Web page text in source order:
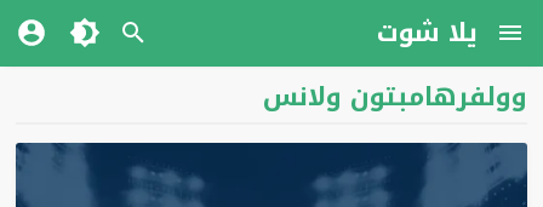
يلا شوت
وولفرهامبتون ولانس